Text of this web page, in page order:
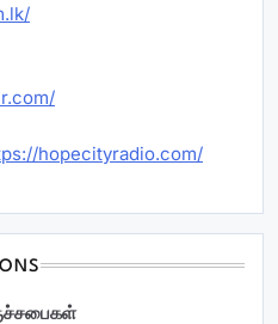
hopecityradio.com/